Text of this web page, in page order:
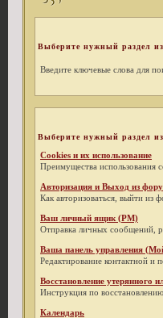
Выберите нужный раздел
Введите ключевые слова для
Выберите нужный раздел
Cookies и их использование
Преимущества использования
Авторизация и Выход из
Как авторизоваться, выйти из
Ваш личный ящик (PM)
Отправка личных сообщений,
Ваша панель управления
Редактирование контактной и
Восстановление утерянного
Инструкция по
Календарь